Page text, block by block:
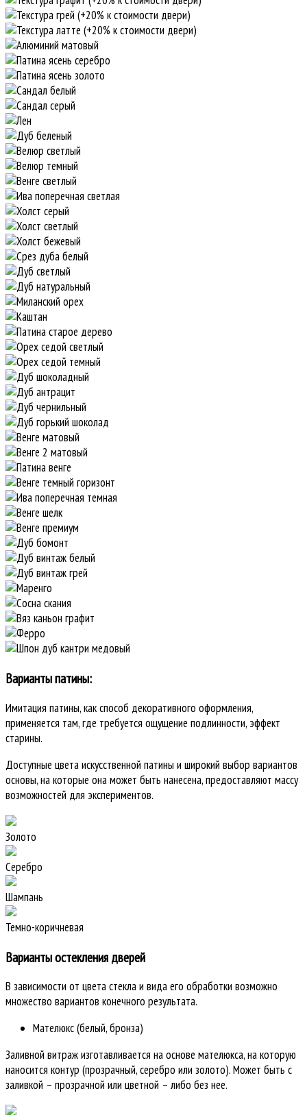
Варианты патины:
Имитация патины, как способ декоративного оформления,
применяется там, где требуется ощущение подлинности, эффект
старины.
Доступные цвета искусственной патины и широкий выбор вариантов
основы, на которые она может быть нанесена, предоставляют массу
возможностей для экспериментов.
Золото
Серебро
Шампань
Темно-коричневая
Варианты остекления дверей
В зависимости от цвета стекла и вида его обработки возможно
множество вариантов конечного результата.
Мателюкс (белый, бронза)
Заливной витраж изготавливается на основе мателюкса, на которую
наносится контур (прозрачный, серебро или золото). Может быть с
заливкой – прозрачной или цветной – либо без нее.